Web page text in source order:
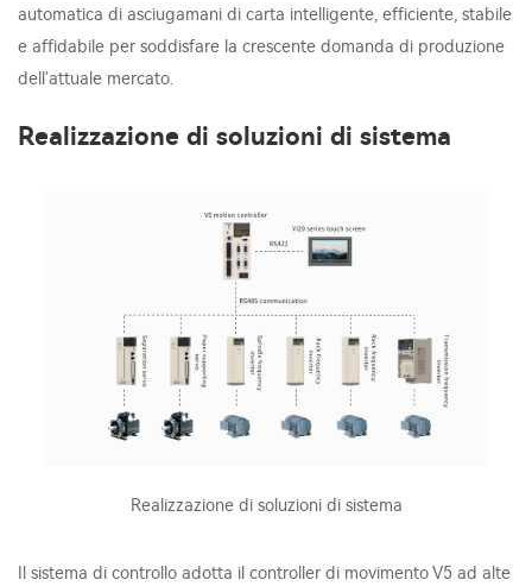
automatica di asciugamani di carta intelligente, efficiente, stabile
e affidabile per soddisfare la crescente domanda di produzione
dell'attuale mercato.
Realizzazione di soluzioni di sistema
Realizzazione di soluzioni di sistema
Il sistema di controllo adotta il controller di movimento V5 ad alte